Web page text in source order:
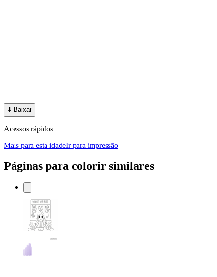
⬇️ Baixar
Acessos rápidos
Mais para esta idadeIr para impressão
Páginas para colorir similares